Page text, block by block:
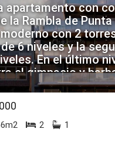
apartamento con
la Rambla de Punta
con 2
6 niveles y la
En el último
el gimnasio y
tiene 2
1 baño cómodo.
con muebles
Living comedor. Gran
2 1